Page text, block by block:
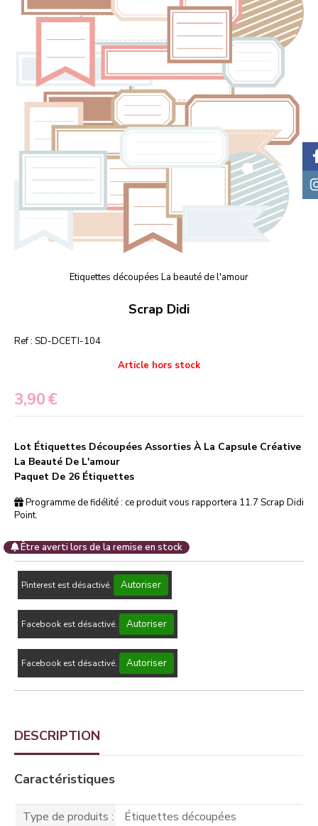
Etiquettes découpées La beauté de l'amour
Scrap Didi
Ref : SD-DCETI-104
3,90€
Article hors stock
Lot Étiquettes Découpées Assorties À La Capsule Créative
La Beauté De L'amour
Paquet De 26 Étiquettes
Programme de fidélité : ce produit vous rapportera 11.7 Scrap Didi
Point.
Être averti lors de la remise en stock
Pinterest est désactivé. Autoriser
Facebook est désactivé. Autoriser
Facebook est désactivé. Autoriser
DESCRIPTION
Caractéristiques
Type de produits :
Étiquettes découpées